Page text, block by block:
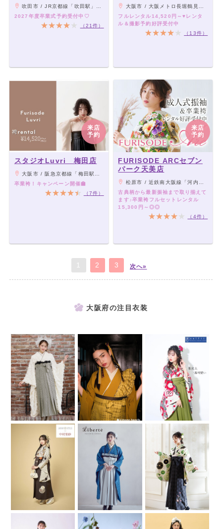
吹田市 / JR京都線「吹田駅」より徒歩7分、阪急千里線「阪急吹田駅」より徒歩10分
2027年度卒業式予約受付中♡
（21件）
大阪市 / 大阪メトロ長堀鶴見緑地線「鶴見緑地」 徒歩10分
フルレンタル14,520円～♥レンタ
ル＆撮影予約好評受付中
（13件）
来店
予約
スタジオLuvri 梅田店
大阪市 / 阪急京都線「梅田駅」より徒歩3分、各線「大阪駅」・地下鉄御堂筋線「梅田駅」より徒歩8分
卒業袴！キャンペーン開催🏫
（7件）
来店
予約
FURISODE ARCセブン
パーク天美店
松原市 / 近鉄南大阪線「河内天美」駅より徒歩15分
古典柄から最新振袖まで取り揃えて
ます♪卒業袴フルセットレンタル
15,300円～◎◎
（4件）
2 3 次へ»
大阪府の注目衣装